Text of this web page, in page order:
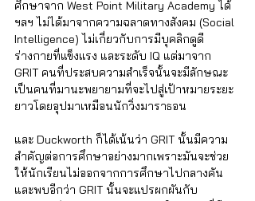
ศึกษาจาก West Point Military Academy ได้
ฯลฯ ไม่ได้มาจากความฉลาดทางสังคม (Social
Intelligence) ไม่เกี่ยวกับการมีบุคลิกดูดี
ร่างกายที่แข็งแรง และระดับ IQ แต่มาจาก
GRIT คนที่ประสบความสำเร็จนั้นจะมีลักษณะ
เป็นคนที่มานะพยายามที่จะไปสู่เป้าหมายระยะ
ยาวโดยอุปมาเหมือนนักวิ่งมาราธอน
และ Duckworth ก็ได้เน้นว่า GRIT นั้นมีความ
สำคัญต่อการศึกษาอย่างมากเพราะมันจะช่วย
ให้นักเรียนไม่ออกจากการศึกษาไปกลางคัน
และพบอีกว่า GRIT นั้นจะแปรผกผันกับ